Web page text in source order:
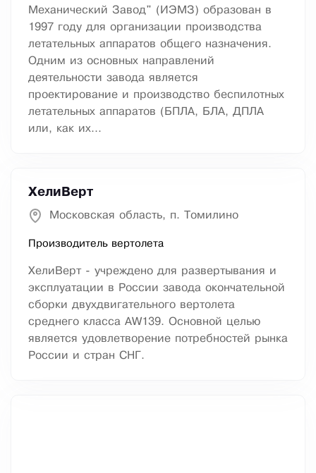
Механический Завод" (ИЭМЗ) образован в
1997 году для организации производства
летательных аппаратов общего назначения.
Одним из основных направлений
деятельности завода является
проектирование и производство беспилотных
летательных аппаратов (БПЛА, БЛА, ДПЛА
или, как их...
ХелиВерт
Московская область, п. Томилино
Производитель вертолета
ХелиВерт - учреждено для развертывания и
эксплуатации в России завода окончательной
сборки двухдвигательного вертолета
среднего класса AW139. Основной целью
является удовлетворение потребностей рынка
России и стран СНГ.